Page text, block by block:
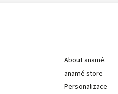
About anamé.
anamé store
Personalizace